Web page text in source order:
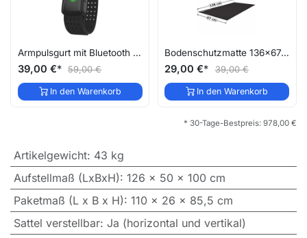
Armpulsgurt mit Bluetooth AWS2
39,00 €* 59,00€
In den Warenkorb
Bodenschutzmatte 136x67cm UM2
29,00 €* 39,00€
In den Warenkorb
* 30-Tage-Bestpreis: 978,00 €
Artikelgewicht: 43 kg
Aufstellmaß (LxBxH): 126 x 50 x 100 cm
Paketmaß (L x B x H): 110 x 26 x 85,5 cm
Sattel verstellbar: Ja (horizontal und vertikal)